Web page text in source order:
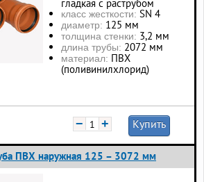
гладкая с раструбом
класс жесткости: SN 4
диаметр: 125 мм
толщина стенки: 3,2 мм
длина трубы: 2072 мм
материал: ПВХ
(поливинилхлорид)
− + Купить
ПВХ наружная 125 – 3072 мм